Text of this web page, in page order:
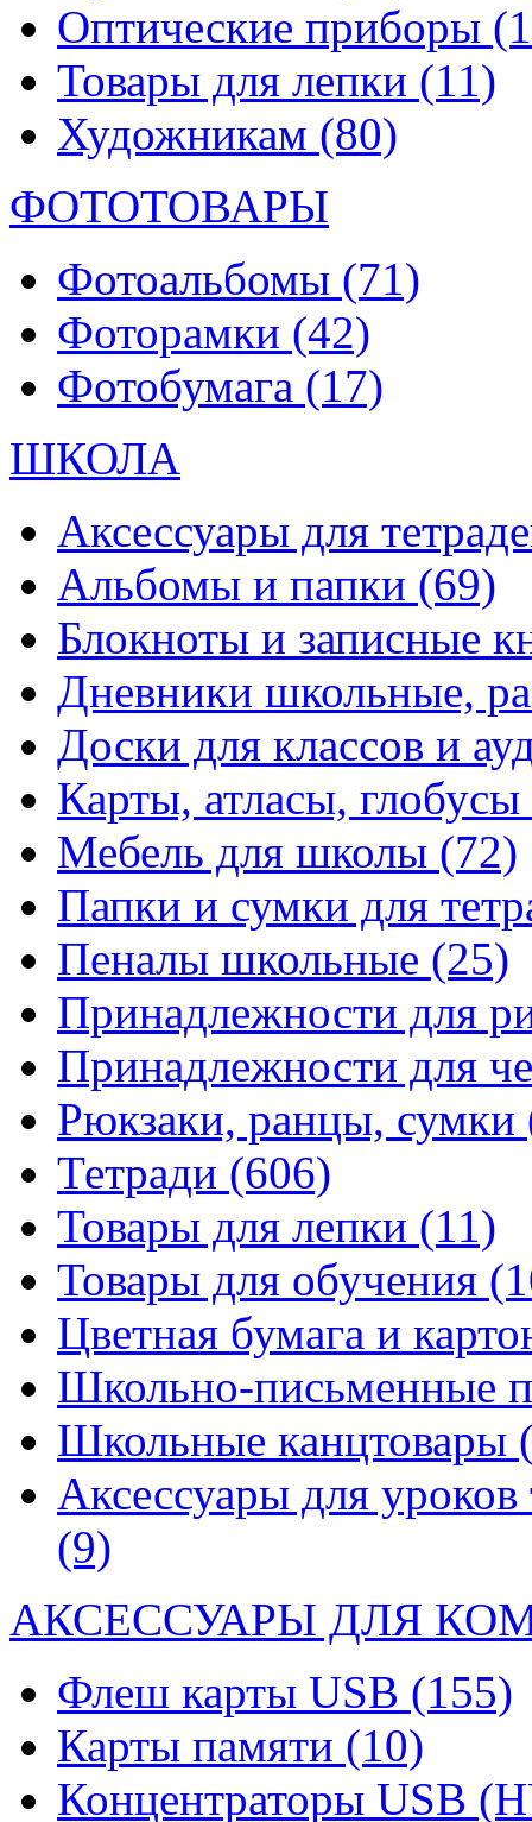
Оптические приборы
Товары для лепки (11)
Художникам (80)
ФОТОТОВАРЫ
Фотоальбомы (71)
Фоторамки (42)
Фотобумага (17)
ШКОЛА
Аксессуары для
Альбомы и папки (69)
Блокноты и записные
Дневники школьные,
Доски для классов и
Карты, атласы, глобусы
Мебель для школы (72)
Папки и сумки для
Пеналы школьные (25)
Принадлежности для
Принадлежности для
Рюкзаки, ранцы, сумки
Тетради (606)
Товары для лепки (11)
Товары для обучения
Цветная бумага и
Школьно-письменные
Школьные канцтовары
Аксессуары для уроков
(9)
АКСЕССУАРЫ ДЛЯ
Флеш карты USB (155)
Карты памяти (10)
Концентраторы USB